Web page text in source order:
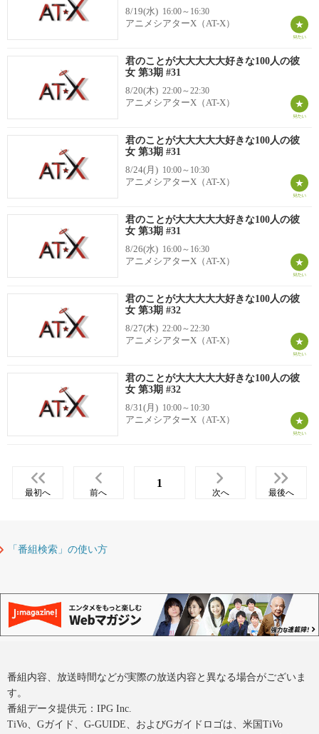
8/19(水) 16:00～16:30
アニメシアターX（AT-X）
君のことが大大大大大好きな100人の彼
女 第3期 #31
8/20(木) 22:00～22:30
アニメシアターX（AT-X）
君のことが大大大大大好きな100人の彼
女 第3期 #31
8/24(月) 10:00～10:30
アニメシアターX（AT-X）
君のことが大大大大大好きな100人の彼
女 第3期 #31
8/26(水) 16:00～16:30
アニメシアターX（AT-X）
君のことが大大大大大好きな100人の彼
女 第3期 #32
8/27(木) 22:00～22:30
アニメシアターX（AT-X）
君のことが大大大大大好きな100人の彼
女 第3期 #32
8/31(月) 10:00～10:30
アニメシアターX（AT-X）
最初へ 前へ
1
次へ 最後へ
「番組検索」の使い方
番組内容、放送時間などが実際の放送内容と異なる場合がございま
す。
番組データ提供元：IPG Inc.
TiVo、Gガイド、G-GUIDE、およびGガイドロゴは、米国TiVo